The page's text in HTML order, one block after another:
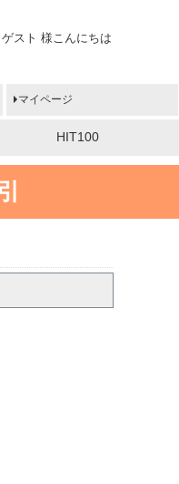
ゲスト 様こんにちは
マイページ
HIT100